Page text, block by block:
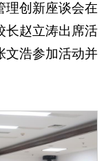
理创新座谈会在
长赵立涛出席活
文浩参加活动并